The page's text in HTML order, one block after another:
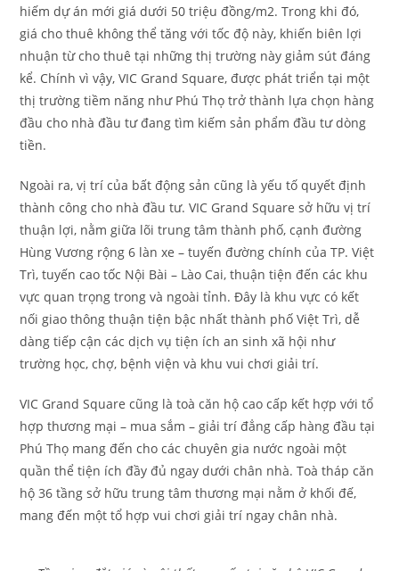
hiếm dự án mới giá dưới 50 triệu đồng/m2. Trong khi đó,
giá cho thuê không thể tăng với tốc độ này, khiến biên lợi
nhuận từ cho thuê tại những thị trường này giảm sút đáng
kể. Chính vì vậy, VIC Grand Square, được phát triển tại một
thị trường tiềm năng như Phú Thọ trở thành lựa chọn hàng
đầu cho nhà đầu tư đang tìm kiếm sản phẩm đầu tư dòng
tiền.
Ngoài ra, vị trí của bất động sản cũng là yếu tố quyết định
thành công cho nhà đầu tư. VIC Grand Square sở hữu vị trí
thuận lợi, nằm giữa lõi trung tâm thành phố, cạnh đường
Hùng Vương rộng 6 làn xe – tuyến đường chính của TP. Việt
Trì, tuyến cao tốc Nội Bài – Lào Cai, thuận tiện đến các khu
vực quan trọng trong và ngoài tỉnh. Đây là khu vực có kết
nối giao thông thuận tiện bậc nhất thành phố Việt Trì, dễ
dàng tiếp cận các dịch vụ tiện ích an sinh xã hội như
trường học, chợ, bệnh viện và khu vui chơi giải trí.
VIC Grand Square cũng là toà căn hộ cao cấp kết hợp với tổ
hợp thương mại – mua sắm – giải trí đẳng cấp hàng đầu tại
Phú Thọ mang đến cho các chuyên gia nước ngoài một
quần thể tiện ích đầy đủ ngay dưới chân nhà. Toà tháp căn
hộ 36 tầng sở hữu trung tâm thương mại nằm ở khối đế,
mang đến một tổ hợp vui chơi giải trí ngay chân nhà.